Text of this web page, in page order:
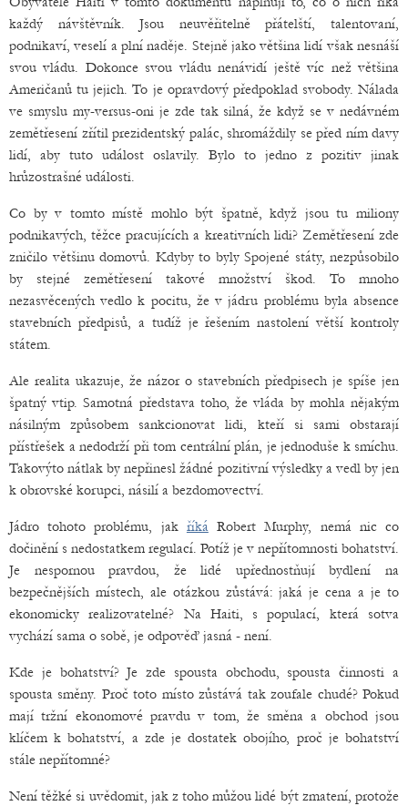
každý návštěvník. Jsou neuvěřitelně přátelští, talentovaní,
podnikaví, veselí a plní naděje. Stejně jako většina lidí však nesnáší
svou vládu. Dokonce svou vládu nenávidí ještě víc než většina
Američanů tu jejich. To je opravdový předpoklad svobody. Nálada
ve smyslu my-versus-oni je zde tak silná, že když se v nedávném
zemětřesení zřítil prezidentský palác, shromáždily se před ním davy
lidí, aby tuto událost oslavily. Bylo to jedno z pozitiv jinak
hrůzostrašné události.
Co by v tomto místě mohlo být špatně, když jsou tu miliony
podnikavých, těžce pracujících a kreativních lidi? Zemětřesení zde
zničilo většinu domovů. Kdyby to byly Spojené státy, nezpůsobilo
by stejné zemětřesení takové množství škod. To mnoho
nezasvěcených vedlo k pocitu, že v jádru problému byla absence
stavebních předpisů, a tudíž je řešením nastolení větší kontroly
státem.
Ale realita ukazuje, že názor o stavebních předpisech je spíše jen
špatný vtip. Samotná představa toho, že vláda by mohla nějakým
násilným způsobem sankcionovat lidi, kteří si sami obstarají
přístřešek a nedodrží při tom centrální plán, je jednoduše k smíchu.
Takovýto nátlak by nepřinesl žádné pozitivní výsledky a vedl by jen
k obrovské korupci, násilí a bezdomovectví.
Jádro tohoto problému, jak říkáRobert Murphy, nemá nic co
dočinění s nedostatkem regulací. Potíž je v nepřítomnosti bohatství.
Je nespornou pravdou, že lidé upřednostňují bydlení na
bezpečnějších místech, ale otázkou zůstává: jaká je cena a je to
ekonomicky realizovatelné? Na Haiti, s populací, která sotva
vychází sama o sobě, je odpověď jasná - není.
Kde je bohatství? Je zde spousta obchodu, spousta činnosti a
spousta směny. Proč toto místo zůstává tak zoufale chudé? Pokud
mají tržní ekonomové pravdu v tom, že směna a obchod jsou
klíčem k bohatství, a zde je dostatek obojího, proč je bohatství
stále nepřítomné?
Není těžké si uvědomit, jak z toho můžou lidé být zmatení, protože